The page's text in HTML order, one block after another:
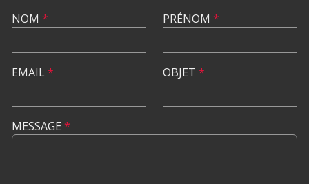
NOM *
EMAIL*
PRÉNOM *
OBJET *
MESSAGE *